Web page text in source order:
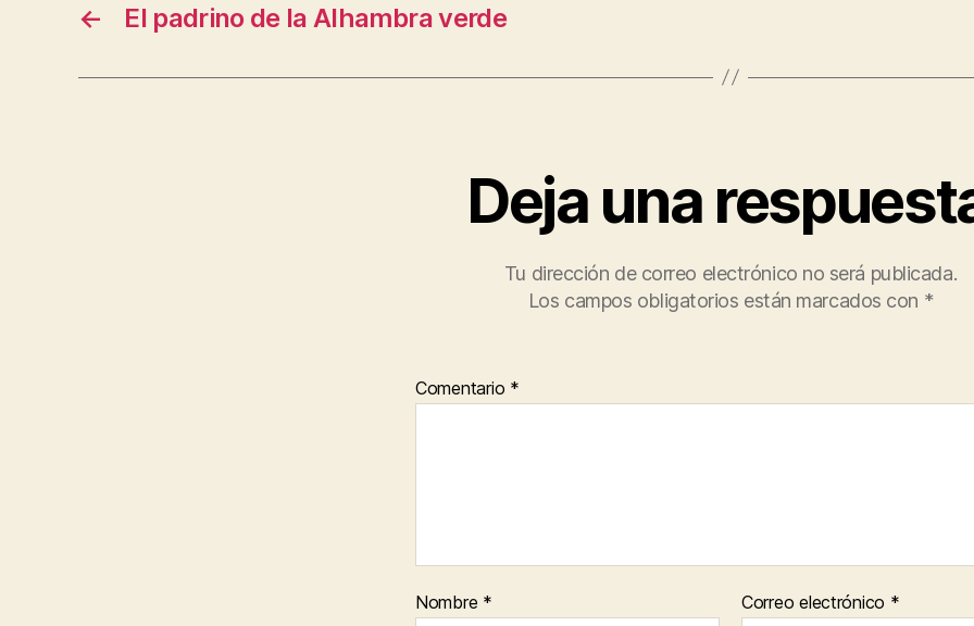
← El padrino de la Alhambra verde
Deja una
Tu dirección de correo electrónico no será publicada.
Los campos obligatorios están marcados con *
Comentario *
Nombre * Correo electrónico *